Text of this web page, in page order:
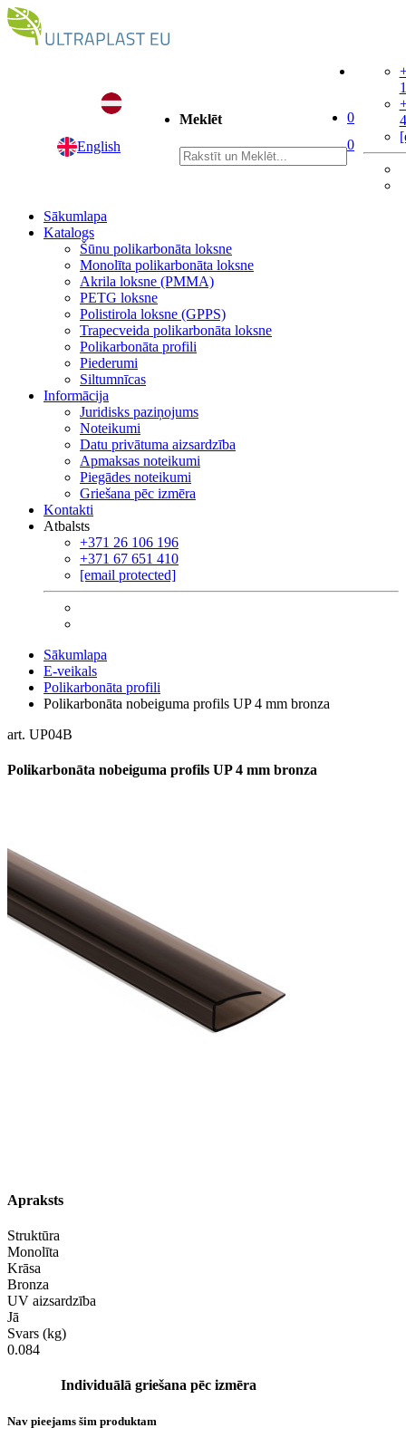
English
Meklēt
0
0
Sākumlapa
Katalogs
Šūnu polikarbonāta loksne
Monolīta polikarbonāta loksne
Akrila loksne (PMMA)
PETG loksne
Polistirola loksne (GPPS)
Trapecveida polikarbonāta loksne
Polikarbonāta profili
Piederumi
Siltumnīcas
Informācija
Juridisks paziņojums
Noteikumi
Datu privātuma aizsardzība
Apmaksas noteikumi
Piegādes noteikumi
Griešana pēc izmēra
Kontakti
Atbalsts
+371 26 106 196
+371 67 651 410
[email protected]
Sākumlapa
E-veikals
Polikarbonāta profili
Polikarbonāta nobeiguma profils UP 4 mm bronza
art. UP04B
Polikarbonāta nobeiguma profils UP 4 mm bronza
Apraksts
Struktūra
Monolīta
Krāsa
Bronza
UV aizsardzība
Jā
Svars (kg)
0.084
Individuālā griešana pēc izmēra
Nav pieejams šim produktam